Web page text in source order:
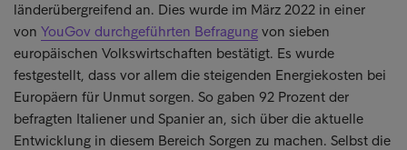
länderübergreifend an. Dies wurde im März 2022 in einer
von YouGov durchgeführten Befragung von sieben
europäischen Volkswirtschaften bestätigt. Es wurde
festgestellt, dass vor allem die steigenden Energiekosten bei
Europäern für Unmut sorgen. So gaben 92 Prozent der
befragten Italiener und Spanier an, sich über die aktuelle
Entwicklung in diesem Bereich Sorgen zu machen. Selbst die